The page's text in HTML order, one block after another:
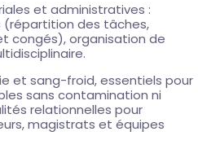
et administratives :
des tâches,
congés), organisation de
et sang-froid, essentiels pour
sans contamination ni
relationnelles pour
magistrats et équipes